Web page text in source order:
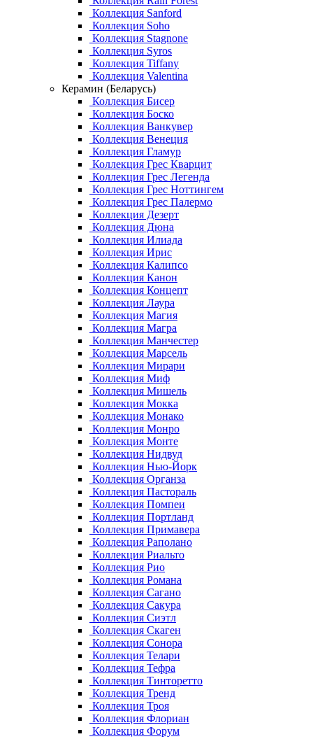
Коллекция Sanford
Коллекция Soho
Коллекция Stagnone
Коллекция Syros
Коллекция Tiffany
Коллекция Valentina
Керамин (Беларусь)
Коллекция Бисер
Коллекция Боско
Коллекция Ванкувер
Коллекция Венеция
Коллекция Гламур
Коллекция Грес Кварцит
Коллекция Грес Легенда
Коллекция Грес Ноттингем
Коллекция Грес Палермо
Коллекция Дезерт
Коллекция Дюна
Коллекция Илиада
Коллекция Ирис
Коллекция Калипсо
Коллекция Канон
Коллекция Концепт
Коллекция Лаура
Коллекция Магия
Коллекция Магра
Коллекция Манчестер
Коллекция Марсель
Коллекция Мирари
Коллекция Миф
Коллекция Мишель
Коллекция Мокка
Коллекция Монако
Коллекция Монро
Коллекция Монте
Коллекция Нидвуд
Коллекция Нью-Йорк
Коллекция Органза
Коллекция Пастораль
Коллекция Помпеи
Коллекция Портланд
Коллекция Примавера
Коллекция Раполано
Коллекция Риальто
Коллекция Рио
Коллекция Романа
Коллекция Сагано
Коллекция Сакура
Коллекция Сиэтл
Коллекция Скаген
Коллекция Сонора
Коллекция Телари
Коллекция Тефра
Коллекция Тинторетто
Коллекция Тренд
Коллекция Троя
Коллекция Флориан
Коллекция Форум